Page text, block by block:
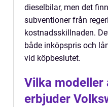
dieselbilar, men det
subventioner från
kostnadsskillnaden.
både inköpspris och
vid köpbeslutet.
Vilka modeller
erbjuder